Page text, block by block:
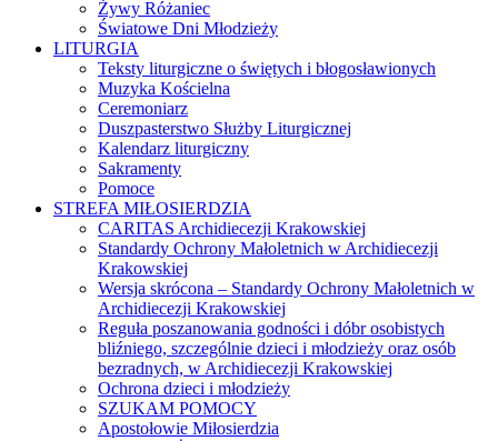
Żywy Różaniec
Światowe Dni Młodzieży
LITURGIA
Teksty liturgiczne o świętych i błogosławionych
Muzyka Kościelna
Ceremoniarz
Duszpasterstwo Służby Liturgicznej
Kalendarz liturgiczny
Sakramenty
Pomoce
STREFA MIŁOSIERDZIA
CARITAS Archidiecezji Krakowskiej
Standardy Ochrony Małoletnich w Archidiecezji
Krakowskiej
Wersja skrócona – Standardy Ochrony Małoletnich w
Archidiecezji Krakowskiej
Reguła poszanowania godności i dóbr osobistych
bliźniego, szczególnie dzieci i młodzieży oraz osób
bezradnych, w Archidiecezji Krakowskiej
Ochrona dzieci i młodzieży
SZUKAM POMOCY
Apostołowie Miłosierdzia